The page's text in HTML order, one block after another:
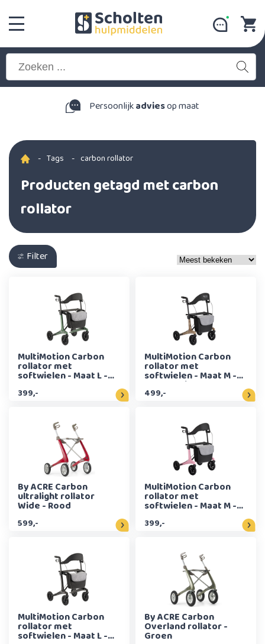
Persoonlijkadviesop maat
- Tags - carbon rollator
Producten getagd met carbon
rollator
Filter
MultiMotion Carbon
rollator met
softwielen - Maat L -
399,-
MultiMotion Carbon
rollator met
softwielen - Maat M -
Panterprint
499,-
By ACRE Carbon
ultralight rollator
Wide - Rood
599,-
MultiMotion Carbon
rollator met
softwielen - Maat M -
399,-
MultiMotion Carbon
rollator met
softwielen - Maat L -
By ACRE Carbon
Overland rollator -
Groen